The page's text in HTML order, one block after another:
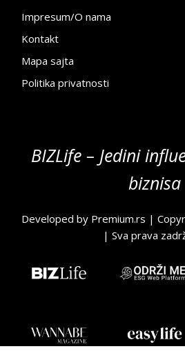
Impresum/O nama
Kontakt
Mapa sajta
Politika privatnosti
BIZLife – Jedini
biznisa
Developed by Premium.rs |
| Sva prava